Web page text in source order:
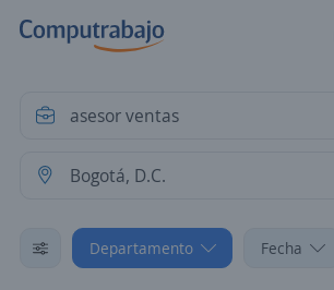
Departamento Fecha